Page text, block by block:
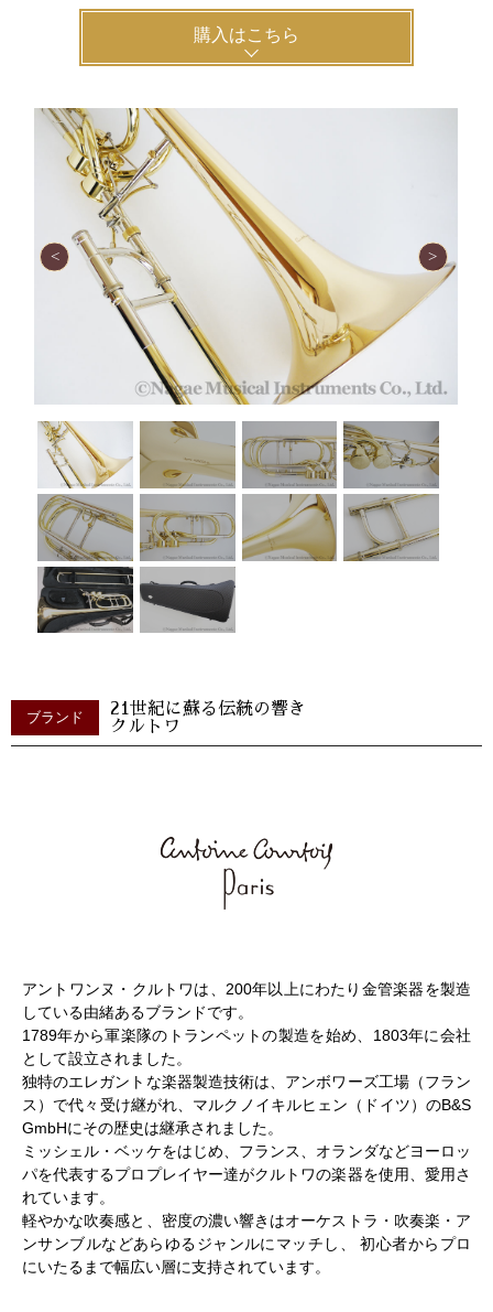
購入はこちら
ブランド
21世紀に蘇る伝統の響き
クルトワ
アントワンヌ・クルトワは、200年以上にわたり金管楽器を製造
している由緒あるブランドです。
1789年から軍楽隊のトランペットの製造を始め、1803年に会社
として設立されました。
独特のエレガントな楽器製造技術は、アンボワーズ工場（フラン
ス）で代々受け継がれ、マルクノイキルヒェン（ドイツ）のB&S
GmbHにその歴史は継承されました。
ミッシェル・ベッケをはじめ、フランス、オランダなどヨーロッ
パを代表するプロプレイヤー達がクルトワの楽器を使用、愛用さ
れています。
軽やかな吹奏感と、密度の濃い響きはオーケストラ・吹奏楽・ア
ンサンブルなどあらゆるジャンルにマッチし、 初心者からプロ
にいたるまで幅広い層に支持されています。